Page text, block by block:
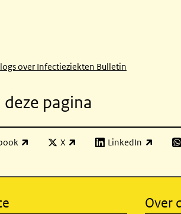
over Infectieziekten Bulletin
deze pagina
link) X
(externe link) LinkedIn
(externe link)
Over